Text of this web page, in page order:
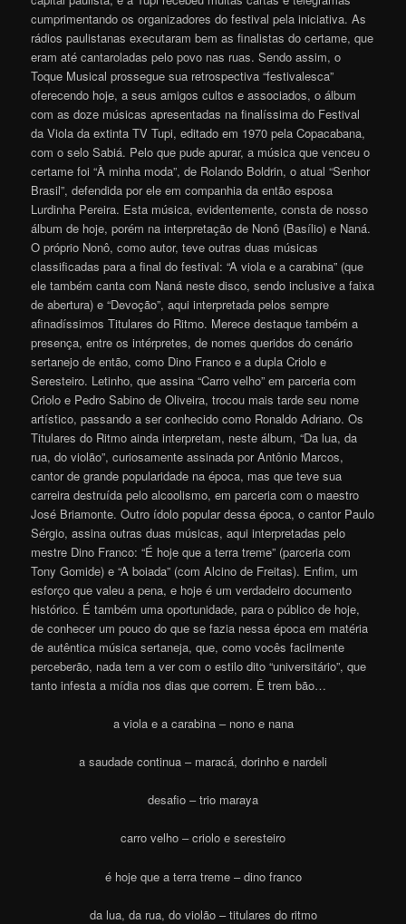
cumprimentando os organizadores do festival pela iniciativa. As
rádios paulistanas executaram bem as finalistas do certame, que
eram até cantaroladas pelo povo nas ruas. Sendo assim, o
Toque Musical prossegue sua retrospectiva “festivalesca”
oferecendo hoje, a seus amigos cultos e associados, o álbum
com as doze músicas apresentadas na finalíssima do Festival
da Viola da extinta TV Tupi, editado em 1970 pela Copacabana,
com o selo Sabiá. Pelo que pude apurar, a música que venceu o
certame foi “À minha moda”, de Rolando Boldrin, o atual “Senhor
Brasil”, defendida por ele em companhia da então esposa
Lurdinha Pereira. Esta música, evidentemente, consta de nosso
álbum de hoje, porém na interpretação de Nonô (Basílio) e Naná.
O próprio Nonô, como autor, teve outras duas músicas
classificadas para a final do festival: “A viola e a carabina” (que
ele também canta com Naná neste disco, sendo inclusive a faixa
de abertura) e “Devoção”, aqui interpretada pelos sempre
afinadíssimos Titulares do Ritmo. Merece destaque também a
presença, entre os intérpretes, de nomes queridos do cenário
sertanejo de então, como Dino Franco e a dupla Criolo e
Seresteiro. Letinho, que assina “Carro velho” em parceria com
Criolo e Pedro Sabino de Oliveira, trocou mais tarde seu nome
artístico, passando a ser conhecido como Ronaldo Adriano. Os
Titulares do Ritmo ainda interpretam, neste álbum, “Da lua, da
rua, do violão”, curiosamente assinada por Antônio Marcos,
cantor de grande popularidade na época, mas que teve sua
carreira destruída pelo alcoolismo, em parceria com o maestro
José Briamonte. Outro ídolo popular dessa época, o cantor Paulo
Sérgio, assina outras duas músicas, aqui interpretadas pelo
mestre Dino Franco: “É hoje que a terra treme” (parceria com
Tony Gomide) e “A boiada” (com Alcino de Freitas). Enfim, um
esforço que valeu a pena, e hoje é um verdadeiro documento
histórico. É também uma oportunidade, para o público de hoje,
de conhecer um pouco do que se fazia nessa época em matéria
de autêntica música sertaneja, que, como vocês facilmente
perceberão, nada tem a ver com o estilo dito “universitário”, que
tanto infesta a mídia nos dias que correm. Ê trem bão…
a viola e a carabina – nono e nana
a saudade continua – maracá, dorinho e nardeli
desafio – trio maraya
carro velho – criolo e seresteiro
é hoje que a terra treme – dino franco
da lua, da rua, do violão – titulares do ritmo